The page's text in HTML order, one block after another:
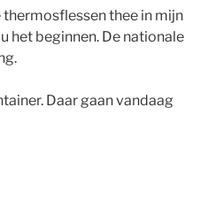
thee in mijn
het beginnen. De nationale
Daar gaan vandaag